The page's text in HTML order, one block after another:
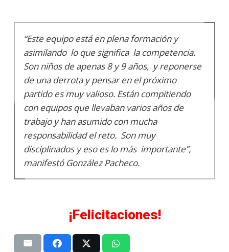
“Este equipo está en plena formación y
asimilando lo que significa la competencia.
Son niños de apenas 8 y 9 años, y reponerse
de una derrota y pensar en el próximo
partido es muy valioso. Están compitiendo
con equipos que llevaban varios años de
trabajo y han asumido con mucha
responsabilidad el reto. Son muy
disciplinados y eso es lo más importante”,
manifestó González Pacheco.
¡Felicitaciones!